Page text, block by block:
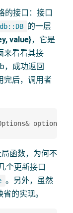
的接口：接口
的一层
value}，它是
来看看其接
，成功返回
完后，调用者
函数，为何不
个更新接口
。另外，虽然
的实现。